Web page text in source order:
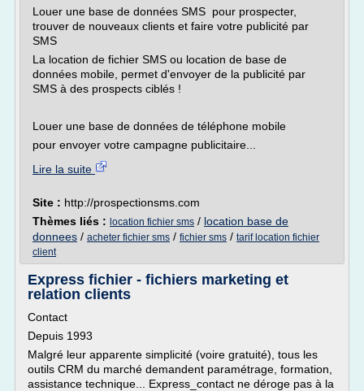
Louer une base de données SMS pour prospecter,
trouver de nouveaux clients et faire votre publicité par
SMS
La location de fichier SMS ou location de base de
données mobile, permet d'envoyer de la publicité par
SMS à des prospects ciblés !
Louer une base de données de téléphone mobile
pour envoyer votre campagne publicitaire...
Lire la suite
Site : http://prospectionsms.com
Thèmes liés : location fichier sms / location base de
donnees / acheter fichier sms / fichier sms / tarif location fichier
client
Express fichier - fichiers marketing et
relation clients
Contact
Depuis 1993
Malgré leur apparente simplicité (voire gratuité), tous les
outils CRM du marché demandent paramétrage, formation,
assistance technique... Express_contact ne déroge pas à la